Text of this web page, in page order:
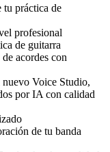
tu práctica de
profesional
de guitarra
acordes con
Voice Studio,
por IA con calidad
de tu banda